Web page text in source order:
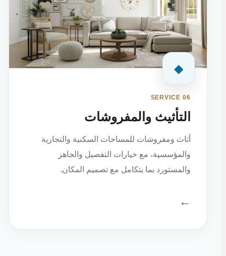
◆
SERVICE 06
التأثيث والمفروشات
أثاث ومفروشات للمساحات السكنية والتجارية
والمؤسسية، مع خيارات التفصيل والجاهز
والمستورد بما يتكامل مع تصميم المكان.
←